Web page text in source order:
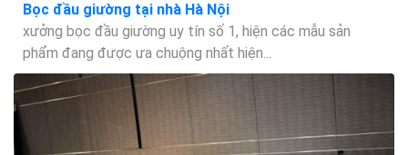
Bọc đầu giường tại nhà Hà Nội
xưởng bọc đầu giường uy tín số 1, hiện các mẫu sản
phẩm đang được ưa chuộng nhất hiện...